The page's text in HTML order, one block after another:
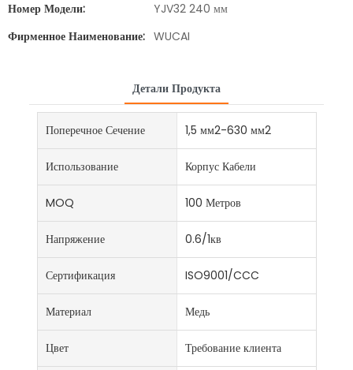
Номер Модели:
YJV32 240 мм
Фирменное Наименование: WUCAI
Детали Продукта
Поперечное Сечение 1,5 мм2-630 мм2
Использование Корпус Кабели
MOQ 100 Метров
Напряжение 0.6/1кв
Сертификация ISO9001/CCC
Материал Медь
Цвет Требование клиента